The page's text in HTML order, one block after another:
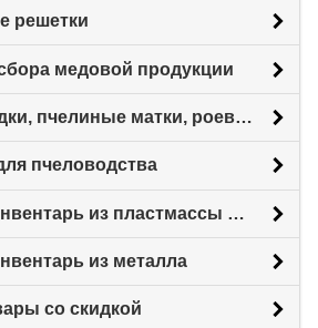
решетки
медовой продукции
Пчелиные отводки, пчелиные матки, роевни
пчеловодства
Пчеловодный инвентарь из пластмассы для пасеки
из металла
со скидкой